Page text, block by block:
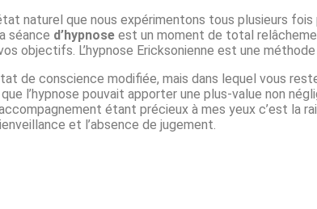
naturel que nous expérimentons tous plusieurs
séance d’hypnose est un moment de total
objectifs. L’hypnose Ericksonienne est une méthode
de conscience modifiée, mais dans lequel vous
l’hypnose pouvait apporter une plus-value non
étant précieux à mes yeux c’est la
et l’absence de jugement.